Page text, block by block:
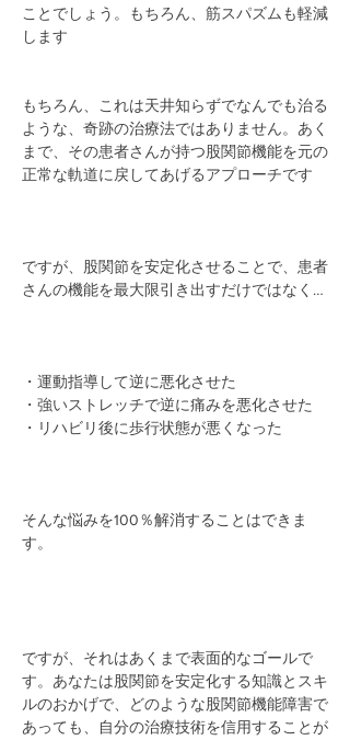
ことでしょう。もちろん、筋スパズムも軽減
します
もちろん、これは天井知らずでなんでも治る
ような、奇跡の治療法ではありません。あく
まで、その患者さんが持つ股関節機能を元の
正常な軌道に戻してあげるアプローチです
ですが、股関節を安定化させることで、患者
さんの機能を最大限引き出すだけではなく…
・運動指導して逆に悪化させた
・強いストレッチで逆に痛みを悪化させた
・リハビリ後に歩行状態が悪くなった
そんな悩みを100％解消することはできま
す。
ですが、それはあくまで表面的なゴールで
す。あなたは股関節を安定化する知識とスキ
ルのおかげで、どのような股関節機能障害で
あっても、自分の治療技術を信用することが